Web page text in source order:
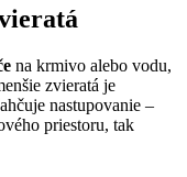
na krmivo alebo vodu,
zvieratá je
nastupovanie –
priestoru, tak